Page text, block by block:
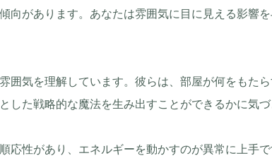
向があります。あなたは雰囲気に目に見える影響
囲気を理解しています。彼らは、部屋が何をもた
た戦略的な魔法を生み出すことができるかに気づ
応性があり、エネルギーを動かすのが異常に上手